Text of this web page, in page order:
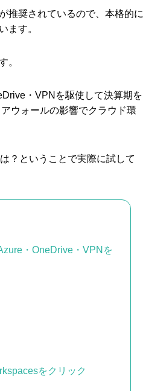
推奨されているので、本格的に
ます。
。
・VPNを駆使して決算期を
ウォールの影響でクラウド環
？ということで実際に試して
・OneDrive・VPNを
をクリック